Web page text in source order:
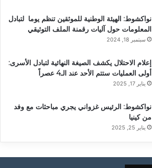
نواكشوط: الهيئة الوطنية للموثقين تنظم يوما لتبادل
المعلومات حول آليات رقمنة الملف التوثيقي
سبتمبر 18, 2024
إعلام الاحتلال يكشف الصيغة النهائية لتبادل الأسرى:
أولى العمليات ستتم الأحد عند الـ4 عصراً
يناير 17, 2025
نواكشوط: الرئيس غزواني يجري مباحثات مع وفد
من كينيا
يناير 25, 2025